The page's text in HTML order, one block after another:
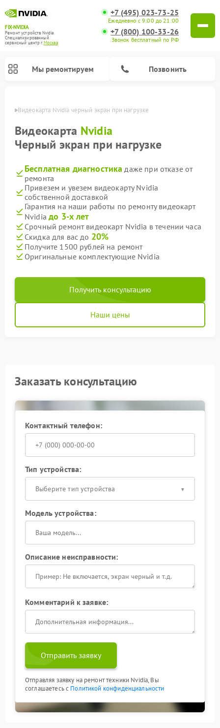
FIX-NVIDIA
Ремонт устройств Nvidia
Специализированный
cервисный центр г.Москва
+7 (495) 023-73-25
Ежедневно с 9:00 до 21:00
+7 (800) 100-33-26
Звонок бесплатный по РФ
Мы ремонтируем Позвонить
Видеокарта Nvidia черный экран при нагрузке
Видеокарта Nvidia
Черный экран при нагрузке
Бесплатная диагностика даже при отказе от
ремонта
Привезем и увезем видеокарту Nvidia
собственной доставкой
Гарантия на наши работы по ремонту видеокарт
Nvidiaдо 3-х лет
Срочный ремонт видеокарт Nvidia в течении часа
Скидка для вас до 20%
Получите 1500 рублей на ремонт
Оригинальные комплектующие Nvidia
Получить консультацию
Наши цены
Заказать консультацию
Контактный телефон:
Тип устройства:
Выберите тип устройства
Модель устройства:
Описание неисправности:
Комментарий к заявке:
Отправить заявку
Отправляя заявку на ремонт техники Nvidia, Вы
соглашаетесь с Политикой конфиденциальности